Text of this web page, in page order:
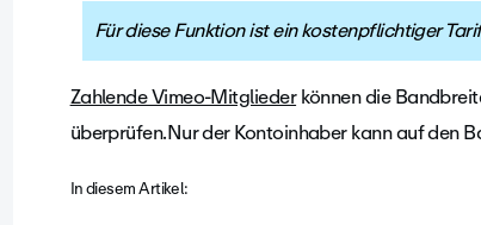
Für diese Funktion ist ein kostenpflichtiger
Zahlende Vimeo-Mitgliederkönnen die
überprüfen.Nur der Kontoinhaber kann auf den
In diesem Artikel: